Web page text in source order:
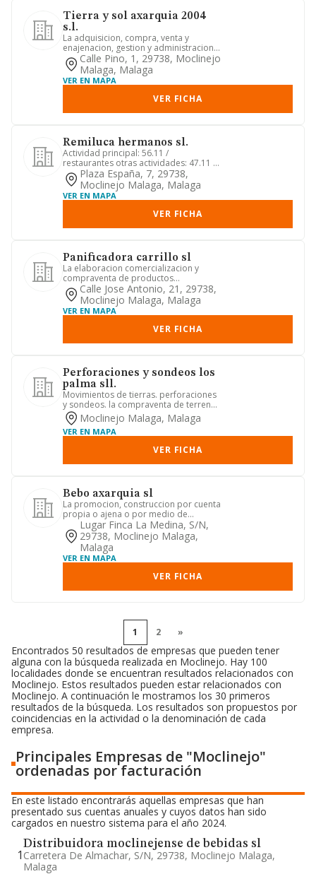
Tierra y sol axarquia 2004
s.l.
La adquisicion, compra, venta y
enajenacion, gestion y administracion,
arrendamiento, tenencia y ex...
Calle Pino, 1, 29738, Moclinejo
Malaga, Malaga
VER EN MAPA
VER FICHA
Remiluca hermanos sl.
Actividad principal: 56.11 /
restaurantes otras actividades: 47.11 /
comercio al por menor no espec...
Plaza España, 7, 29738,
Moclinejo Malaga, Malaga
VER EN MAPA
VER FICHA
Panificadora carrillo sl
La elaboracion comercializacion y
compraventa de productos
alimenticios, especialmente los de
panad...
Calle Jose Antonio, 21, 29738,
Moclinejo Malaga, Malaga
VER EN MAPA
VER FICHA
Perforaciones y sondeos los
palma sll.
Movimientos de tierras. perforaciones
y sondeos. la compraventa de terrenos
y fincas de cualquier t...
Moclinejo Malaga, Malaga
VER EN MAPA
VER FICHA
Bebo axarquia sl
La promocion, construccion por cuenta
propia o ajena o por medio de
terceras personas de urbanizaci...
Lugar Finca La Medina, S/n,
29738, Moclinejo Malaga,
Malaga
VER EN MAPA
VER FICHA
1 2 »
Encontrados 50 resultados de empresas que pueden tener
alguna con la búsqueda realizada en Moclinejo. Hay 100
localidades donde se encuentran resultados relacionados con
Moclinejo. Estos resultados pueden estar relacionados con
Moclinejo. A continuación le mostramos los 30 primeros
resultados de la búsqueda. Los resultados son propuestos por
coincidencias en la actividad o la denominación de cada
empresa.
Principales Empresas de "Moclinejo"
ordenadas por facturación
En este listado encontrarás aquellas empresas que han
presentado sus cuentas anuales y cuyos datos han sido
cargados en nuestro sistema para el año 2024.
1
Distribuidora moclinejense de bebidas sl
Carretera De Almachar, S/n, 29738, Moclinejo Malaga,
Malaga